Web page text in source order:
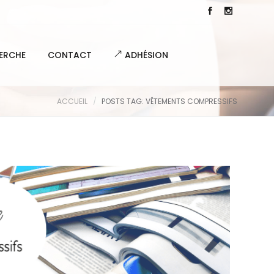
CONTACT ADHÉSION
ACCUEIL POSTS TAG: VÊTEMENTS COMPRESSIFS